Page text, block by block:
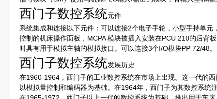
西门子数控系统元件
系统集成和连接以下元件：可以连接2个电子手轮，小型手持单
控制的机床操作面板，MCPA 模块被插入安装在PCU 210的后背
时具有用于模拟主轴的模拟接口。可以连接3个I/O模块PP 72/48。
西门子数控系统发展历史
在1960-1964，西门子的工业数控系统在市场上出现。这一代的
以模拟量控制和编码器为基础。在1964年，西门子为其数控系统